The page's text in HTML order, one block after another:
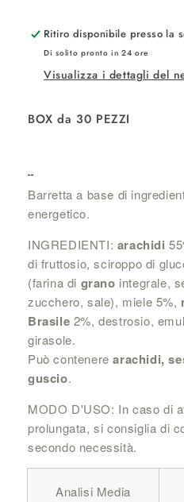
Miele
€
1.45
PZ
Miele
€
1.45
PZ
Ritiro disponibile presso la
Di solito pronto in 24 ore
Visualizza i dettagli del
BOX da 30 PEZZI
--
Barretta a base di
energetico.
INGREDIENTI: arachidi
di fruttosio, sciroppo di
(farina di grano integrale,
zucchero, sale), miele 5%,
Brasile 2%, destrosio,
girasole.
Può contenerearachidi,
guscio.
MODO D'USO: In caso di
prolungata, si consiglia di
secondo necessità.
Analisi Media